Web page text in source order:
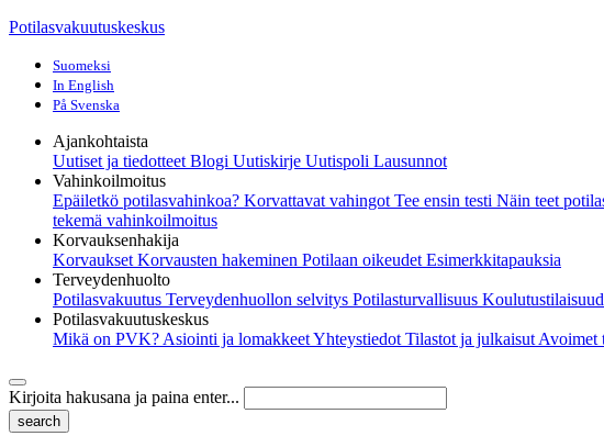
Potilasvakuutuskeskus
Suomeksi
In English
På Svenska
Ajankohtaista
Uutiset ja tiedotteet Blogi Uutiskirje Uutispoli Lausunnot
Vahinkoilmoitus
Epäiletkö potilasvahinkoa? Korvattavat vahingot Tee ensin testi Näin teet
tekemä vahinkoilmoitus
Korvauksenhakija
Korvaukset Korvausten hakeminen Potilaan oikeudet Esimerkkitapauksia
Terveydenhuolto
Potilasvakuutus Terveydenhuollon selvitys Potilasturvallisuus
Potilasvakuutuskeskus
Mikä on PVK? Asiointi ja lomakkeetYhteystiedot Tilastot ja julkaisut Avoimet
Kirjoita hakusana ja paina enter...